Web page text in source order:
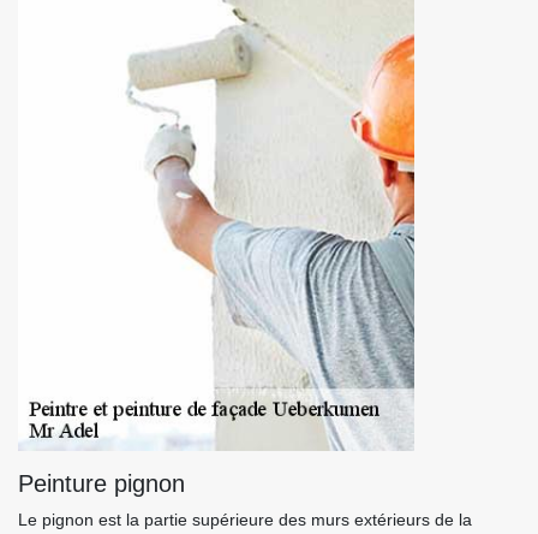
Peinture pignon
Le pignon est la partie supérieure des murs extérieurs de la